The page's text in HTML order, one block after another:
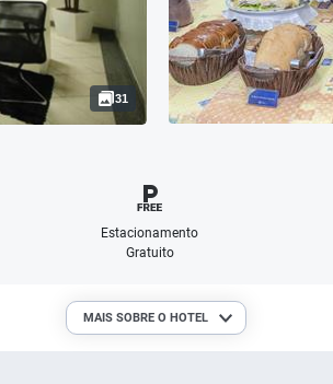
31
Estacionamento
Gratuito
MAIS SOBRE O HOTEL